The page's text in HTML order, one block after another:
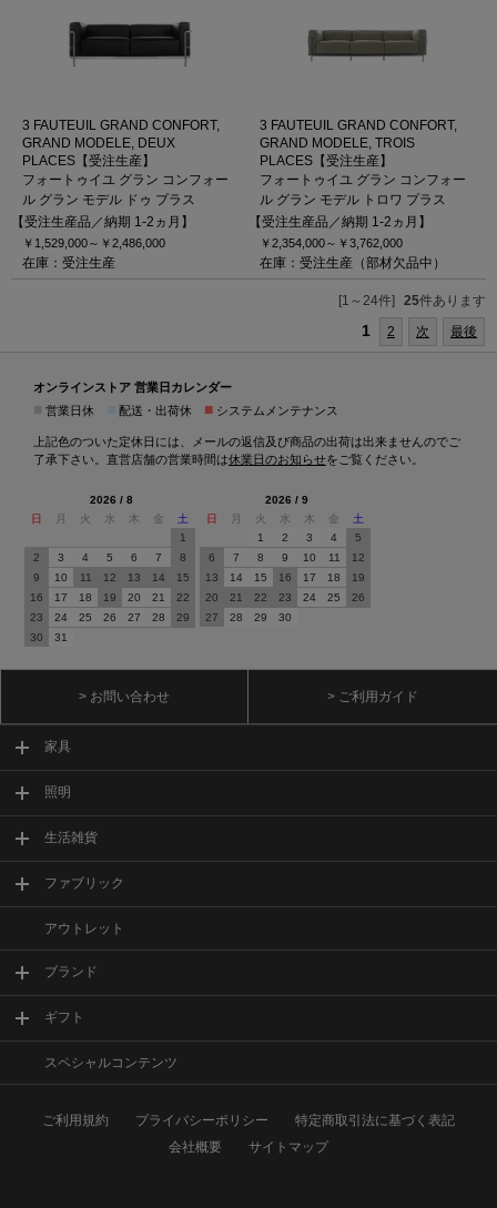
3 FAUTEUIL GRAND CONFORT,
GRAND MODELE, DEUX
PLACES【受注生産】
フォートゥイユ グラン コンフォー
ル グラン モデル ドゥ プラス
【受注生産品／納期 1-2ヵ月】
￥1,529,000～ ￥2,486,000
在庫：受注生産
3 FAUTEUIL GRAND CONFORT,
GRAND MODELE, TROIS
PLACES【受注生産】
フォートゥイユ グラン コンフォー
ル グラン モデル トロワ プラス
【受注生産品／納期 1-2ヵ月】
￥2,354,000～ ￥3,762,000
在庫：受注生産（部材欠品中）
[1～24件] 25件あります
1 2 次 最後
オンラインストア 営業日カレンダー
営業日休 配送・出荷休 ■ システムメンテナンス
上記色のついた定休日には、メールの返信及び商品の出荷は出来ませんのでご
了承下さい。直営店舗の営業時間は休業日のお知らせをご覧ください。
2026 / 8
日
月 火 水 木 金
土
1
2
3 4 5 6 7
8
9
10 11 12 13 14
15
16
17 18 19 20 21
22
23
24 25 26 27 28
29
30
31
2026 / 9
日
月 火 水 木 金
土
1
2 3 4
5
6
7 8 9 10 11
12
13
14 15 16 17 18
19
20
21 22 23 24 25
26
27
28 29 30
> お問い合わせ > ご利用ガイド
家具
照明
生活雑貨
ファブリック
アウトレット
ブランド
ギフト
スペシャルコンテンツ
ご利用規約 プライバシーポリシー
特定商取引法に基づく表記
会社概要
サイトマップ